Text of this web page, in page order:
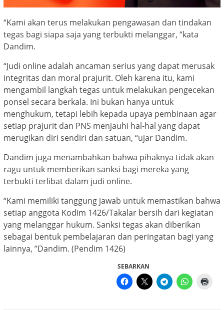
“Kami akan terus melakukan pengawasan dan tindakan
tegas bagi siapa saja yang terbukti melanggar, “kata
Dandim.
“Judi online adalah ancaman serius yang dapat merusak
integritas dan moral prajurit. Oleh karena itu, kami
mengambil langkah tegas untuk melakukan pengecekan
ponsel secara berkala. Ini bukan hanya untuk
menghukum, tetapi lebih kepada upaya pembinaan agar
setiap prajurit dan PNS menjauhi hal-hal yang dapat
merugikan diri sendiri dan satuan, “ujar Dandim.
Dandim juga menambahkan bahwa pihaknya tidak akan
ragu untuk memberikan sanksi bagi mereka yang
terbukti terlibat dalam judi online.
“Kami memiliki tanggung jawab untuk memastikan bahwa
setiap anggota Kodim 1426/Takalar bersih dari kegiatan
yang melanggar hukum. Sanksi tegas akan diberikan
sebagai bentuk pembelajaran dan peringatan bagi yang
lainnya, ”Dandim. (Pendim 1426)
SEBARKAN